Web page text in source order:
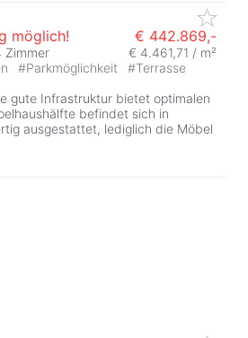
möglich! € 442.869,-
Zimmer € 4.461,71 / m²
#Parkmöglichkeit #Terrasse
gute Infrastruktur bietet optimalen
befindet sich in
ausgestattet, lediglich die Möbel